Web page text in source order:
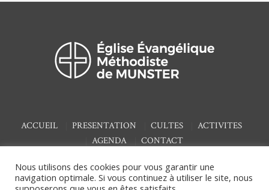
ACCUEIL PRESENTATION CULTES
ACTIVITES
AGENDA
CONTACT
Nous utilisons des cookies pour vous garantir une
navigation optimale. Si vous continuez à utiliser le site, nous